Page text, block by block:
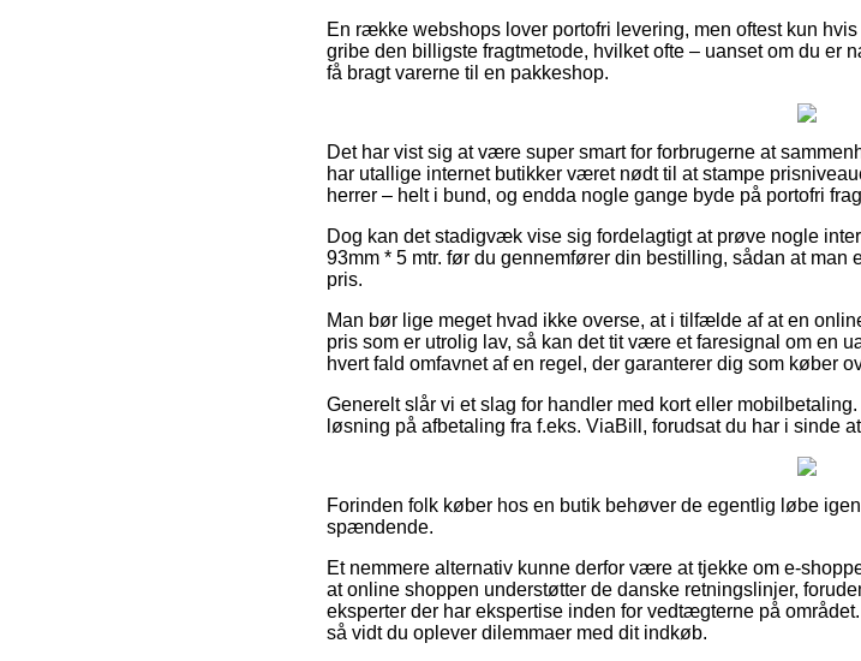
En række webshops lover portofri levering, men oftest kun
gribe den billigste fragtmetode, hvilket ofte – uanset om du
få bragt varerne til en pakkeshop.
Det har vist sig at være super smart for forbrugerne at
har utallige internet butikker været nødt til at stampe
herrer – helt i bund, og endda nogle gange byde på portofri
Dog kan det stadigvæk vise sig fordelagtigt at prøve nogle
93mm * 5 mtr. før du gennemfører din bestilling, sådan at man
pris.
Man bør lige meget hvad ikke overse, at i tilfælde af at en
pris som er utrolig lav, så kan det tit være et faresignal om en
hvert fald omfavnet af en regel, der garanterer dig som køber
Generelt slår vi et slag for handler med kort eller
løsning på afbetaling fra f.eks. ViaBill, forudsat du har i sinde
Forinden folk køber hos en butik behøver de egentlig løbe
spændende.
Et nemmere alternativ kunne derfor være at tjekke om e-
at online shoppen understøtter de danske retningslinjer,
eksperter der har ekspertise inden for vedtægterne på
så vidt du oplever dilemmaer med dit indkøb.